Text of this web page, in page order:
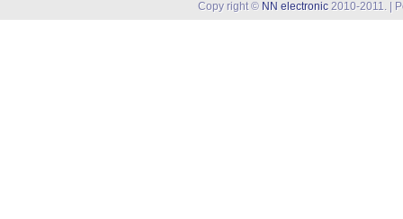
Copy right © NN electronic 2010-2011. |